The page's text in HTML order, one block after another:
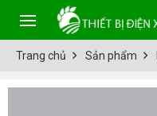
Trang chủ Sản phẩm